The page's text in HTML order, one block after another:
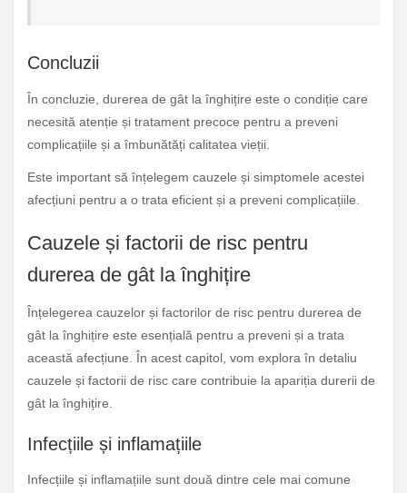
Concluzii
În concluzie, durerea de gât la înghițire este o condiție care
necesită atenție și tratament precoce pentru a preveni
complicațiile și a îmbunătăți calitatea vieții.
Este important să înțelegem cauzele și simptomele acestei
afecțiuni pentru a o trata eficient și a preveni complicațiile.
Cauzele și factorii de risc pentru
durerea de gât la înghițire
Înțelegerea cauzelor și factorilor de risc pentru durerea de
gât la înghițire este esențială pentru a preveni și a trata
această afecțiune. În acest capitol, vom explora în detaliu
cauzele și factorii de risc care contribuie la apariția durerii de
gât la înghițire.
Infecțiile și inflamațiile
Infecțiile și inflamațiile sunt două dintre cele mai comune